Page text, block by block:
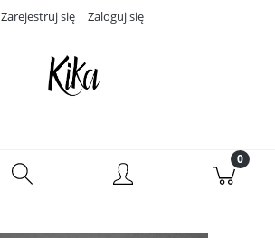
Zarejestruj się Zaloguj się